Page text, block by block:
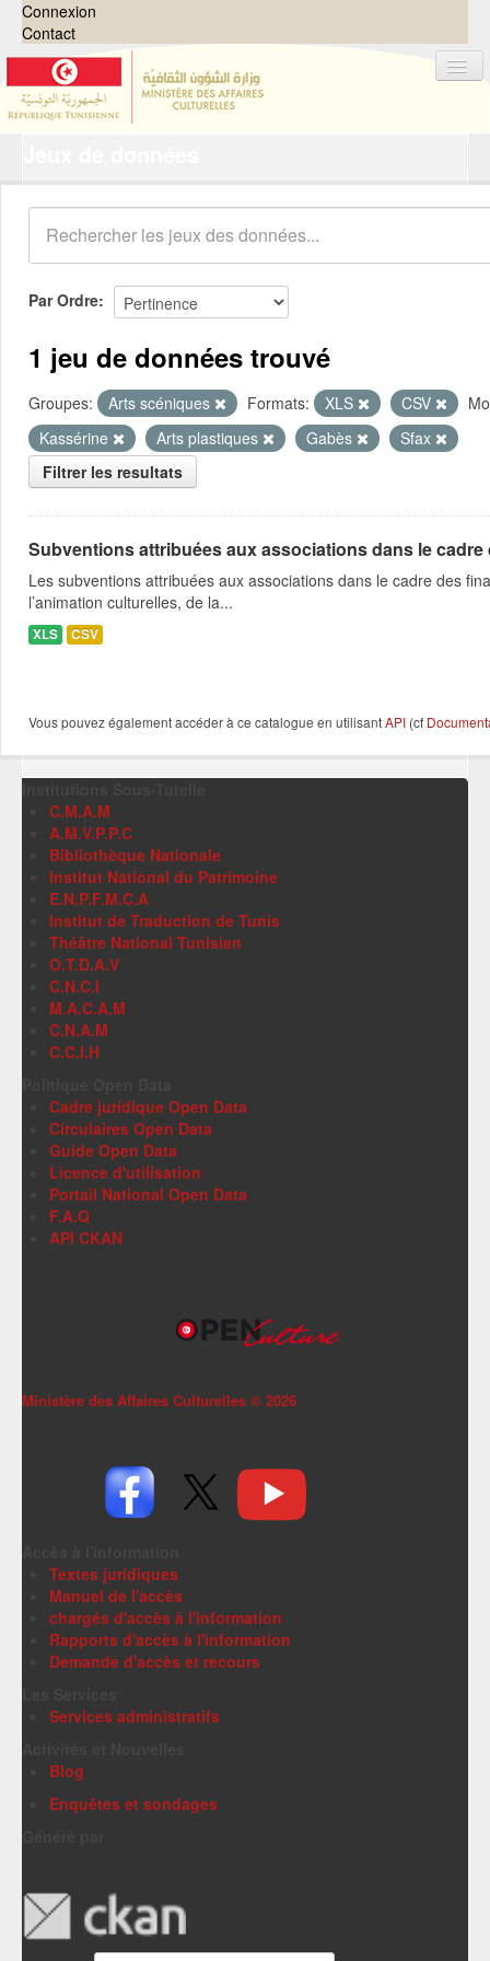
Connexion
Contact
Organisations
Groupes
Demandes 0
À propos
Par Ordre
1 jeu de données trouvé
Groupes: Arts scéniques Formats: XLS CSV
Kassérine
Arts plastiques Gabès
Sfax
Filtrer les resultats
Subventions attribuées aux associations dans le
Les subventions attribuées aux associations dans le cadre des
l’animation culturelles, de la...
XLS CSV
Vous pouvez également accéder à ce catalogue en utilisantAPI (cf
C.M.A.M
A.M.V.P.P.C
Bibliothèque Nationale
Institut National du Patrimoine
E.N.P.F.M.C.A
Institut de Traduction de Tunis
Théâtre National Tunisien
O.T.D.A.V
C.N.C.I
M.A.C.A.M
C.N.A.M
C.C.I.H
Cadre juridique Open Data
Circulaires Open Data
Guide Open Data
Licence d'utilisation
Portail National Open Data
F.A.Q
API CKAN
Ministère des Affaires Culturelles © 2026
Textes juridiques
Manuel de l'accès
chargés d'accès à l'information
Rapports d'accès à l'information
Demande d'accès et recours
Services administratifs
Blog
Enquêtes et sondages